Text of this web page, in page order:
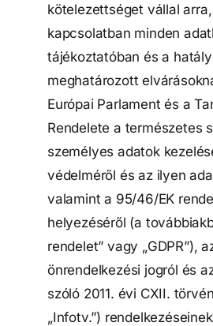
kötelezettséget vállal
kapcsolatban minden
tájékoztatóban és a
meghatározott
Európai Parlament és a
Rendelete a természetes
személyes adatok
védelméről és az ilyen
valamint a 95/46/EK
helyezéséről (a
rendelet” vagy „GDPR”),
önrendelkezési jogról és
szóló 2011. évi CXII.
„Infotv.”)